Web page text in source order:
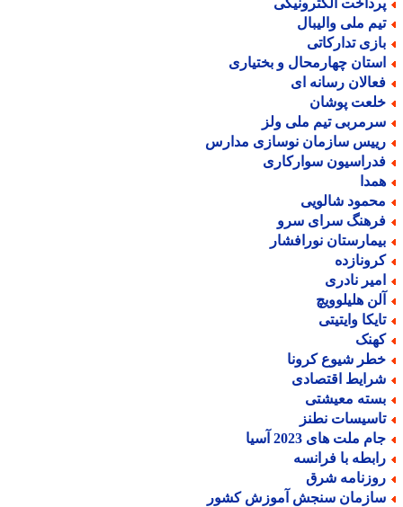
الکترونیکی
ملی والیبال
تدارکاتی
چهارمحال و بختیاری
رسانه ای
پوشان
تیم ملی ولز
سازمان نوسازی مدارس
سوارکاری
شالویی
سرای سرو
نورافشار
نادری
هلیلوویچ
وایتیتی
شیوع کرونا
اقتصادی
معیشتی
نطنز
ملت های 2023 آسیا
با فرانسه
شرق
سنجش آموزش کشور